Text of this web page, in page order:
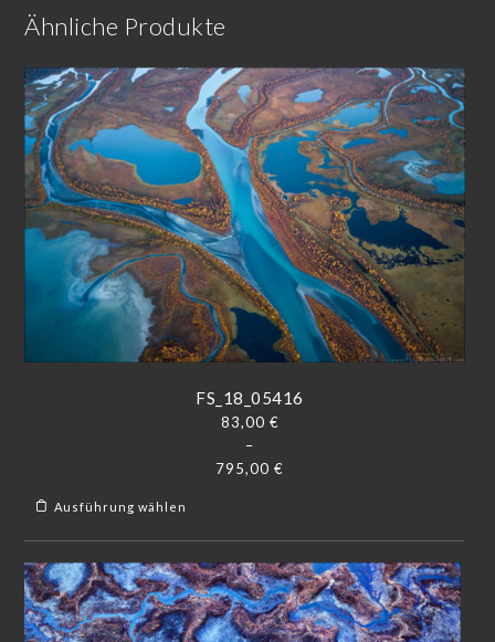
Ähnliche Produkte
FS_18_05416
83,00 €
–
795,00 €
Ausführung wählen